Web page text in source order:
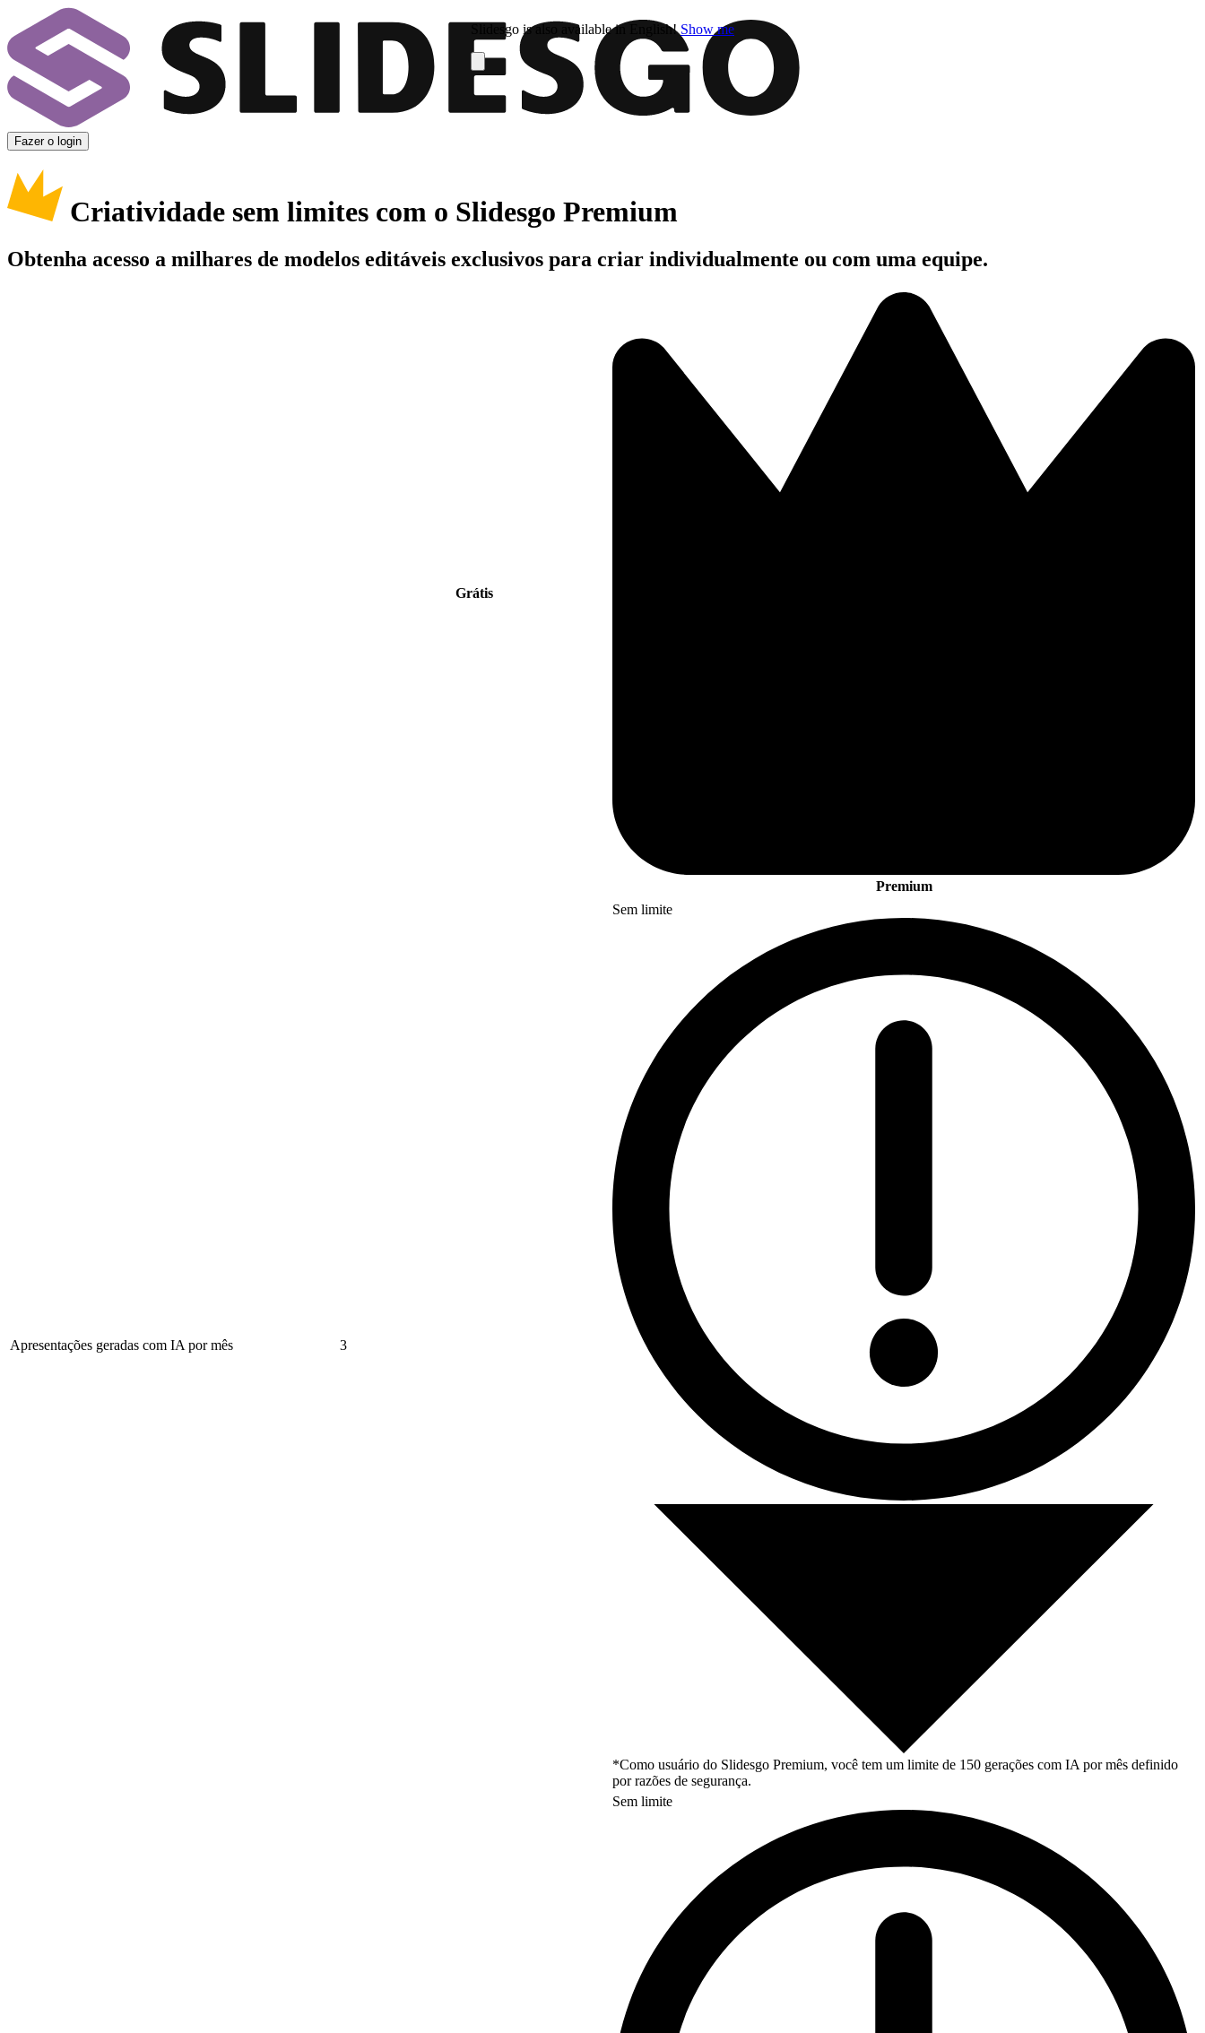
Slidesgo is also available in English! Show me
Fazer o login
Criatividade sem limites com o Slidesgo Premium
Obtenha acesso a milhares de modelos editáveis exclusivos para criar individualmente ou com uma equipe.
Grátis
Premium
Apresentações geradas com IA por mês 3
Sem limite
*Como usuário do Slidesgo Premium, você tem um limite de 150 gerações com IA por mês definido
por razões de segurança.
Sem limite